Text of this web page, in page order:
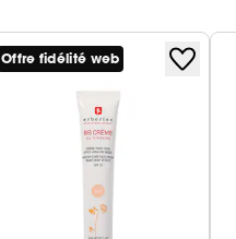
Offre fidélité web